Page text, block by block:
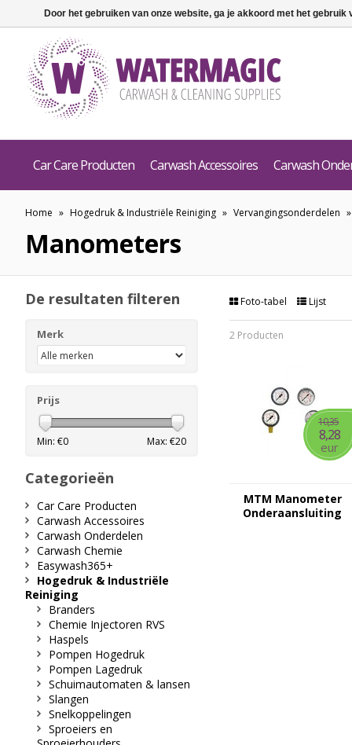
Car Care Producten Carwash Accessoires Carwash
Home » Hogedruk & Industriële Reiniging » Vervangingsonderdelen
Manometers
Foto-tabel Lijst
2 Producten
10,35
8,28
eur
MTM Manometer
Onderaansluiting
De resultaten filteren
Merk
Prijs
Min: €0 Max: €20
Categorieën
Car Care Producten
Carwash Accessoires
Carwash Onderdelen
Carwash Chemie
Easywash365+
Hogedruk & Industriële
Reiniging
Branders
Chemie Injectoren RVS
Haspels
Pompen Hogedruk
Pompen Lagedruk
Schuimautomaten & lansen
Slangen
Snelkoppelingen
Sproeiers en
Door het gebruiken van onze website, ga je akkoord met het